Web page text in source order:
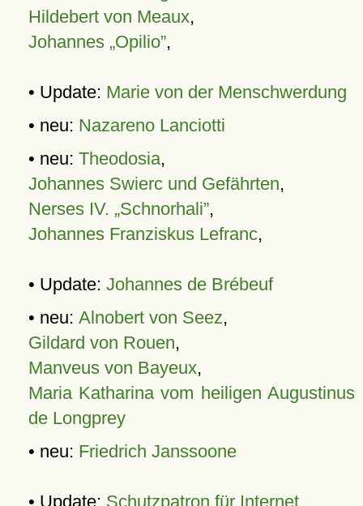
Hildebert von Meaux,
Johannes „Opilio”,
• Update: Marie von der Menschwerdung
• neu: Nazareno Lanciotti
• neu: Theodosia,
Johannes Swierc und Gefährten,
Nerses IV. „Schnorhali”,
Johannes Franziskus Lefranc,
• Update: Johannes de Brébeuf
• neu: Alnobert von Seez,
Gildard von Rouen,
Manveus von Bayeux,
Maria Katharina vom heiligen Augustinus
de Longprey
• neu: Friedrich Janssoone
• Update: Schutzpatron für Internet